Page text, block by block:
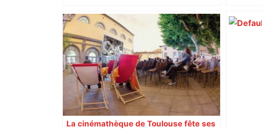
La cinémathèque de Toulouse fête ses